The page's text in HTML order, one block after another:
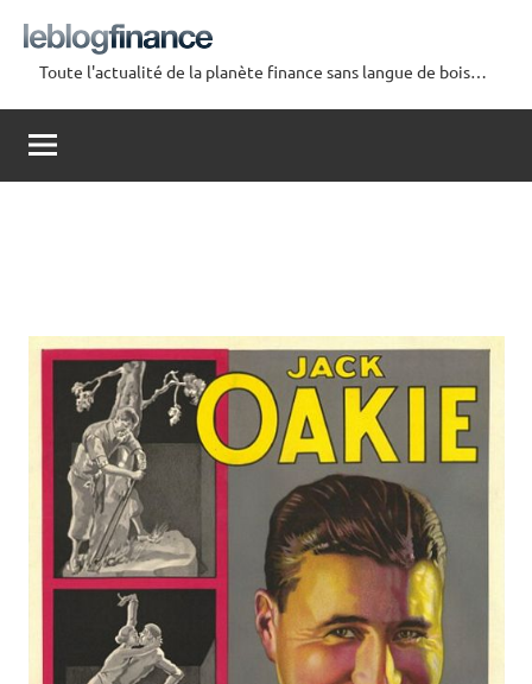
contenu
Le
Blog
Finance
Toute l'actualité de la planète finance sans langue de bois…